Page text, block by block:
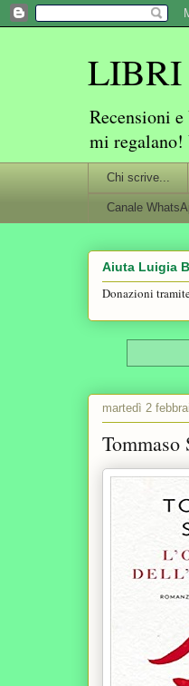
LIBRI
Recensioni
mi regalano!
Chi scrive...
Canale
Aiuta Luigia
Donazioni
martedì 2